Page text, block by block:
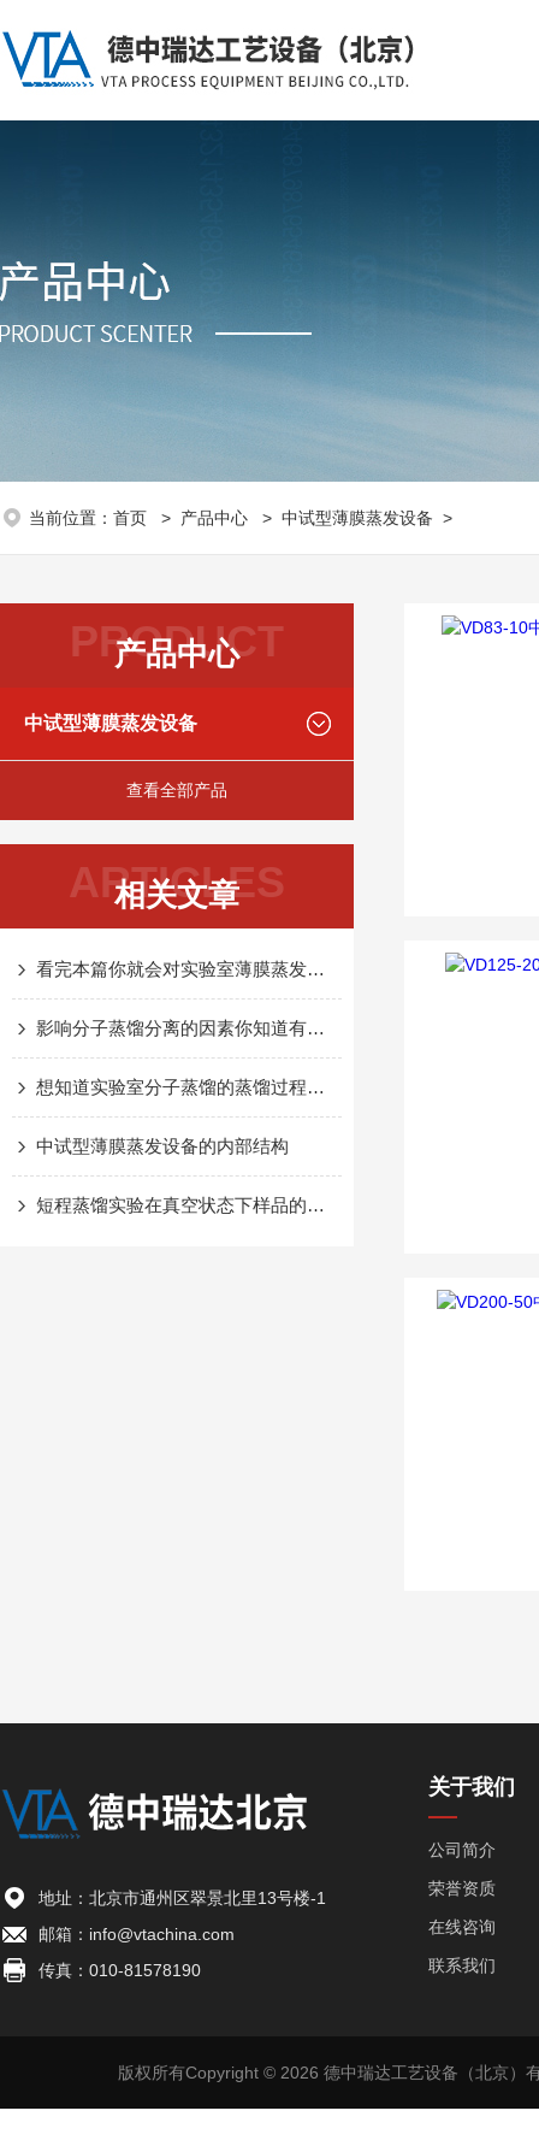
当前位置： 首页 > 产品中心 > 中试型薄膜蒸发设备 >
PRODUCT
产品中心
中试型薄膜蒸发设备
查看全部产品
ARTICLES
相关文章
看完本篇你就会对实验室薄膜蒸发设备有更多了解
影响分子蒸馏分离的因素你知道有哪些么
想知道实验室分子蒸馏的蒸馏过程那赶紧来看看本篇吧
中试型薄膜蒸发设备的内部结构
短程蒸馏实验在真空状态下样品的收集或出料方式的选择
地址：北京市通州区翠景北里13号楼-1
邮箱：info@vtachina.com
传真：010-81578190
关于我们
公司简介
荣誉资质
在线咨询
联系我们
版权所有Copyright © 2026 德中瑞达工艺设备（北京